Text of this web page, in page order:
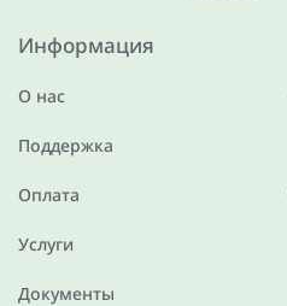
Информация
О нас
Поддержка
Оплата
Услуги
Документы